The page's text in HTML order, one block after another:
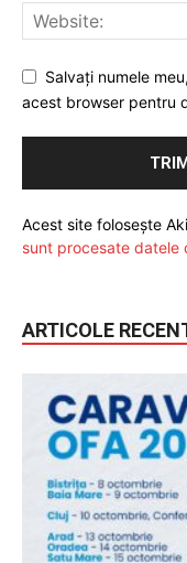
Salvați numele
acest browser pentru
Acest site folosește
sunt procesate datele
ARTICOLE